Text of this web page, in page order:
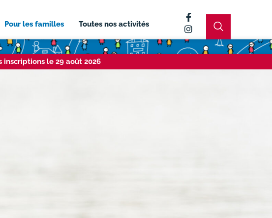
Pour les familles Toutes nos activités
le 29 août 2026